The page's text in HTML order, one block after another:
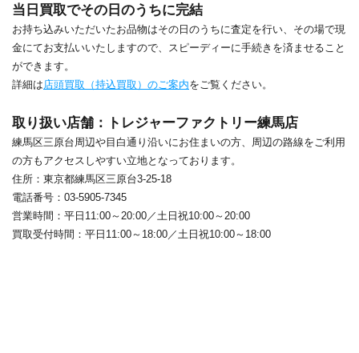
当日買取でその日のうちに完結
お持ち込みいただいたお品物はその日のうちに査定を行い、その場で現
金にてお支払いいたしますので、スピーディーに手続きを済ませること
ができます。
詳細は 店頭買取（持込買取）のご案内をご覧ください。
取り扱い店舗：トレジャーファクトリー練馬店
練馬区三原台周辺や目白通り沿いにお住まいの方、周辺の路線をご利用
の方もアクセスしやすい立地となっております。
住所：東京都練馬区三原台3-25-18
電話番号：03-5905-7345
営業時間：平日11:00～20:00／土日祝10:00～20:00
買取受付時間：平日11:00～18:00／土日祝10:00～18:00